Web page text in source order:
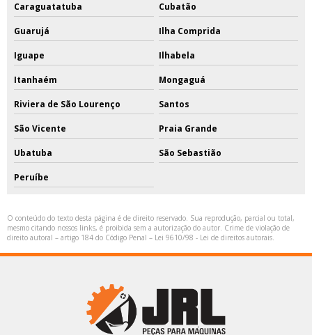
Caraguatatuba Cubatão
Guarujá Ilha Comprida
Iguape Ilhabela
Itanhaém Mongaguá
Riviera de São Lourenço Santos
São Vicente Praia Grande
Ubatuba São Sebastião
Peruíbe
O conteúdo do texto desta página é de direito reservado. Sua reprodução, parcial ou total,
mesmo citando nossos links, é proibida sem a autorização do autor. Crime de violação de
direito autoral – artigo 184 do Código Penal – Lei 9610/98 - Lei de direitos autorais.